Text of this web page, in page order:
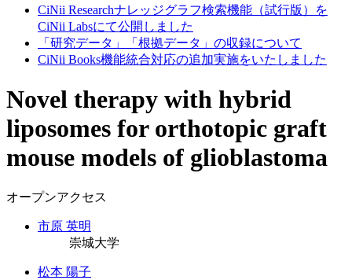
CiNii Researchナレッジグラフ検索機能（試行版）を
CiNii Labsにて公開しました
「研究データ」「根拠データ」の収録について
CiNii Books機能統合対応の追加実施をいたしました
Novel therapy with hybrid
liposomes for orthotopic graft
mouse models of glioblastoma
オープンアクセス
市原 英明
崇城大学
松本 陽子